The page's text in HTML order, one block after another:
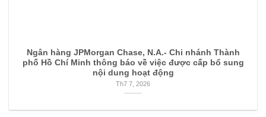
Ngân hàng JPMorgan Chase, N.A.- Chi nhánh Thành
phố Hồ Chí Minh thông báo về việc được cấp bổ sung
nội dung hoạt động
Th7 7, 2026